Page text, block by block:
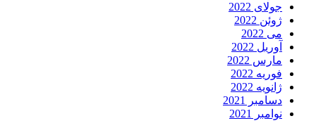
جولای 2022
ژوئن 2022
می 2022
آوریل 2022
مارس 2022
فوریه 2022
ژانویه 2022
دسامبر 2021
نوامبر 2021